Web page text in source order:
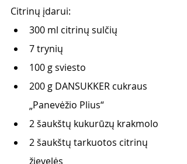
Citrinų įdarui:
300 ml citrinų sulčių
7 trynių
100 g sviesto
200 g DANSUKKER cukraus
„Panevėžio Plius“
2 šaukštų kukurūzų krakmolo
2 šaukštų tarkuotos citrinų
žievelės